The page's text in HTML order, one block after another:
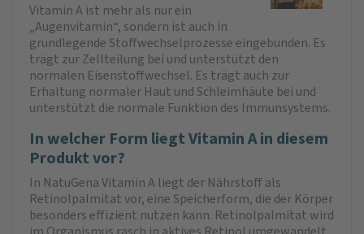
Vitamin A ist mehr als nur ein
„Augenvitamin“, sondern ist auch in
grundlegende Stoffwechselprozesse eingebunden. Es
trägt zur Zellteilung bei und unterstützt den
normalen Eisenstoffwechsel. Es trägt auch zur
Erhaltung normaler Haut und Schleimhäute bei und
unterstützt die normale Funktion des Immunsystems.
In welcher Form liegt Vitamin A in diesem
Produkt vor?
In NatuGena Vitamin A liegt der Nährstoff als
Retinolpalmitat vor, eine Speicherform, die der Körper
besonders effizient nutzen kann. Retinolpalmitat wird